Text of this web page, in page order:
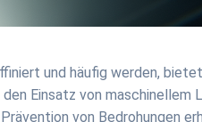
und häufig werden,
Einsatz von maschinellem
von Bedrohungen